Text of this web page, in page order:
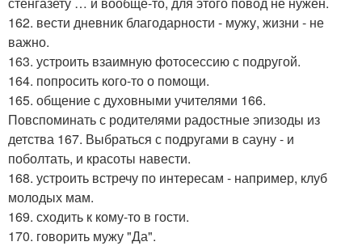
162. вести дневник благодарности - мужу, жизни - не
важно.
163. устроить взаимную фотосессию с подругой.
164. попросить кого-то о помощи.
165. общение с духовными учителями 166.
Повспоминать с родителями радостные эпизоды из
детства 167. Выбраться с подругами в сауну - и
поболтать, и красоты навести.
168. устроить встречу по интересам - например, клуб
молодых мам.
169. сходить к кому-то в гости.
170. говорить мужу "Да".